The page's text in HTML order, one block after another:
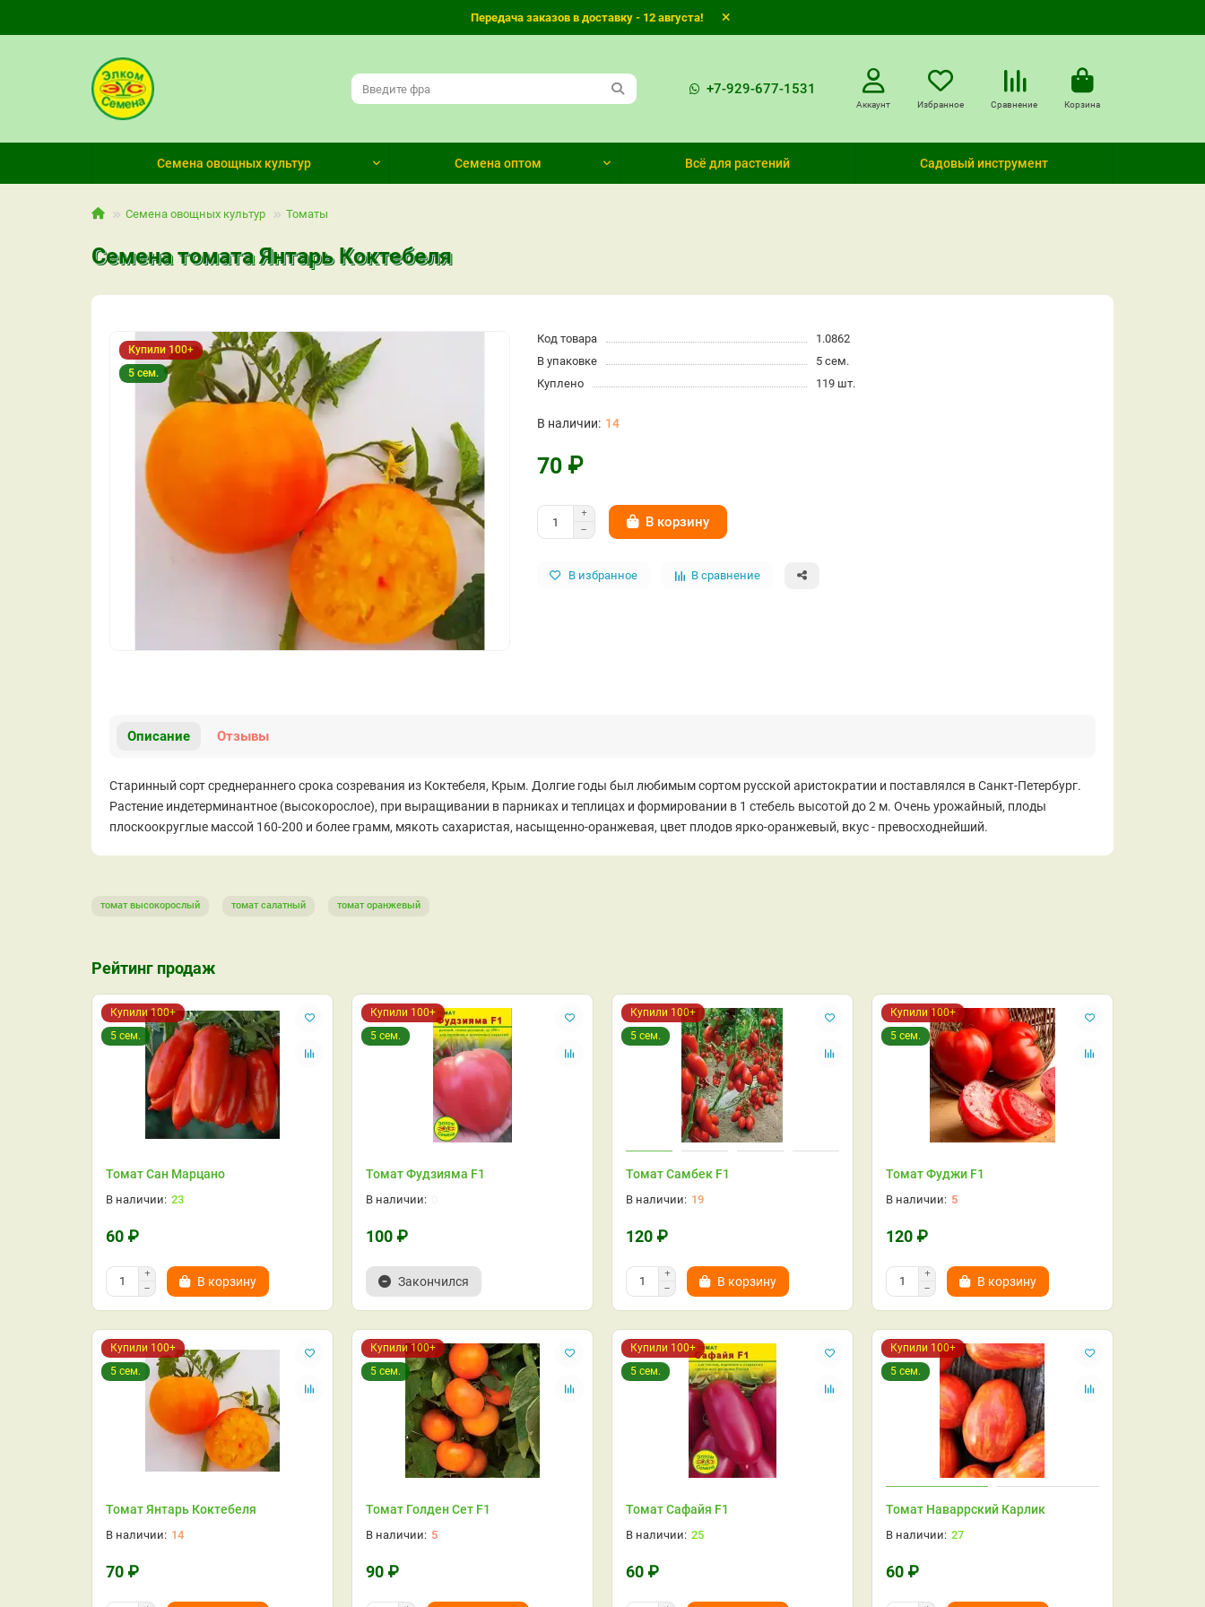
Передача заказов в доставку - 12 августа!
+7-929-677-1531
Аккаунт Избранное Сравнение Корзина
Семена овощных культур Семена оптом Всё для растений Садовый инструмент
Семена овощных культур Томаты
Семена томата Янтарь Коктебеля
Купили 100+
5 сем.
Код товара
1.0862
В упаковке
5 сем.
Куплено
119 шт.
14
70 ₽
В корзину
В избранное В сравнение
Описание Отзывы
Старинный сорт среднераннего срока созревания из Коктебеля, Крым. Долгие годы был любимым сортом русской аристократии и поставлялся в Санкт-Петербург.
Растение индетерминантное (высокорослое), при выращивании в парниках и теплицах и формировании в 1 стебель высотой до 2 м. Очень урожайный, плоды
плоскоокруглые массой 160-200 и более грамм, мякоть сахаристая, насыщенно-оранжевая, цвет плодов ярко-оранжевый, вкус - превосходнейший.
томат высокорослый томат салатный томат оранжевый
Рейтинг продаж
Купили 100+
5 сем.
Томат Сан Марцано
23
60 ₽
В корзину
Купили 100+
5 сем.
Томат Фудзияма F1
100 ₽
Закончился
Купили 100+
5 сем.
Томат Самбек F1
19
120 ₽
В корзину
Купили 100+
5 сем.
Томат Фуджи F1
5
120 ₽
В корзину
Купили 100+
5 сем.
Томат Янтарь Коктебеля
14
70 ₽
Купили 100+
5 сем.
Томат Голден Сет F1
5
90 ₽
Купили 100+
5 сем.
Томат Сафайя F1
25
60 ₽
Купили 100+
5 сем.
Томат Наваррский Карлик
27
60 ₽